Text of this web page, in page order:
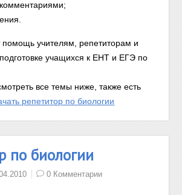
помощь учителям, репетиторам и
учащихся к ЕНТ и ЕГЭ по
все темы ниже, также есть
репетитор по биологии
по биологии
0 Комментарии